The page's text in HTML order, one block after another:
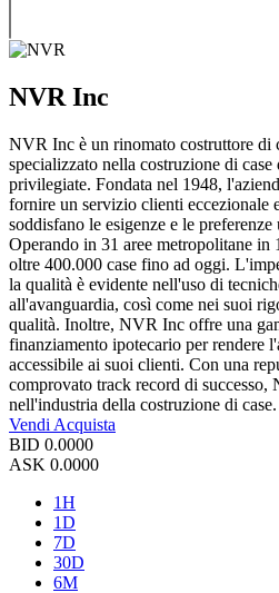
NVR Inc
NVR Inc è un rinomato costruttore di
specializzato nella costruzione di
privilegiate. Fondata nel 1948,
fornire un servizio clienti eccezionale
soddisfano le esigenze e le
Operando in 31 aree metropolitane
oltre 400.000 case fino ad oggi.
la qualità è evidente nell'uso di
all'avanguardia, così come nei suoi
qualità. Inoltre, NVR Inc offre una
finanziamento ipotecario per rendere
accessibile ai suoi clienti. Con una
comprovato track record di
nell'industria della costruzione di case.
Vendi Acquista
BID 0.0000
ASK 0.0000
1H
1D
7D
30D
6M